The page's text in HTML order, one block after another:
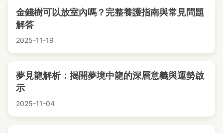
金錢樹可以放室內嗎？完整養護指南與常見問題
解答
2025-11-19
夢見龍解析：揭開夢境中龍的深層意義與運勢啟
示
2025-11-04